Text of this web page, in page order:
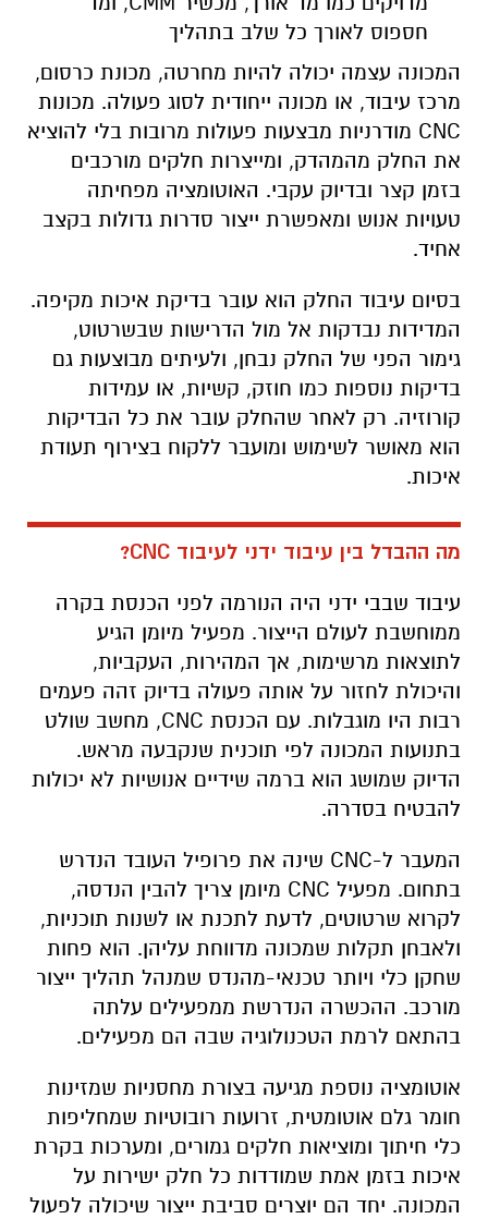
חספוס לאורך כל שלב בתהליך
המכונה עצמה יכולה להיות מחרטה, מכונת כרסום,
מרכז עיבוד, או מכונה ייחודית לסוג פעולה. מכונות
CNC מודרניות מבצעות פעולות מרובות בלי להוציא
את החלק מהמהדק, ומייצרות חלקים מורכבים
בזמן קצר ובדיוק עקבי. האוטומציה מפחיתה
טעויות אנוש ומאפשרת ייצור סדרות גדולות בקצב
אחיד.
בסיום עיבוד החלק הוא עובר בדיקת איכות מקיפה.
המדידות נבדקות אל מול הדרישות שבשרטוט,
גימור הפני של החלק נבחן, ולעיתים מבוצעות גם
בדיקות נוספות כמו חוזק, קשיות, או עמידות
קורוזיה. רק לאחר שהחלק עובר את כל הבדיקות
הוא מאושר לשימוש ומועבר ללקוח בצירוף תעודת
איכות.
מה ההבדל בין עיבוד ידני לעיבוד CNC?
עיבוד שבבי ידני היה הנורמה לפני הכנסת בקרה
ממוחשבת לעולם הייצור. מפעיל מיומן הגיע
לתוצאות מרשימות, אך המהירות, העקביות,
והיכולת לחזור על אותה פעולה בדיוק זהה פעמים
רבות היו מוגבלות. עם הכנסת CNC, מחשב שולט
בתנועות המכונה לפי תוכנית שנקבעה מראש.
הדיוק שמושג הוא ברמה שידיים אנושיות לא יכולות
להבטיח בסדרה.
המעבר ל-CNC שינה את פרופיל העובד הנדרש
בתחום. מפעיל CNC מיומן צריך להבין הנדסה,
לקרוא שרטוטים, לדעת לתכנת או לשנות תוכניות,
ולאבחן תקלות שמכונה מדווחת עליהן. הוא פחות
שחקן כלי ויותר טכנאי-מהנדס שמנהל תהליך ייצור
מורכב. ההכשרה הנדרשת ממפעילים עלתה
בהתאם לרמת הטכנולוגיה שבה הם מפעילים.
אוטומציה נוספת מגיעה בצורת מחסניות שמזינות
חומר גלם אוטומטית, זרועות רובוטיות שמחליפות
כלי חיתוך ומוציאות חלקים גמורים, ומערכות בקרת
איכות בזמן אמת שמודדות כל חלק ישירות על
המכונה. יחד הם יוצרים סביבת ייצור שיכולה לפעול